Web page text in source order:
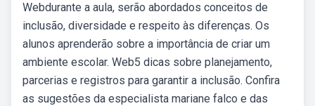
Webdurante a aula, serão abordados conceitos de
inclusão, diversidade e respeito às diferenças. Os
alunos aprenderão sobre a importância de criar um
ambiente escolar. Web5 dicas sobre planejamento,
parcerias e registros para garantir a inclusão. Confira
as sugestões da especialista mariane falco e das